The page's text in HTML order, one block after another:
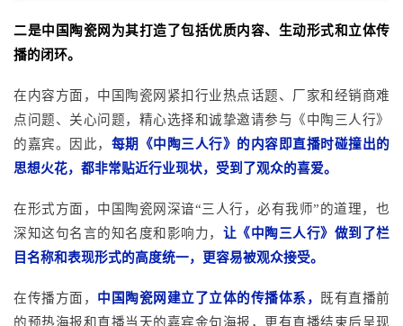
二是中国陶瓷网为其打造了包括优质内容、生动形式和立体传
播的闭环。
在内容方面，中国陶瓷网紧扣行业热点话题、厂家和经销商难
点问题、关心问题，精心选择和诚挚邀请参与《中陶三人行》
的嘉宾。因此， 每期《中陶三人行》的内容即直播时碰撞出的
思想火花，都非常贴近行业现状，受到了观众的喜爱。
在形式方面，中国陶瓷网深谙“三人行，必有我师”的道理，也
深知这句名言的知名度和影响力， 让《中陶三人行》做到了栏
目名称和表现形式的高度统一，更容易被观众接受。
在传播方面， 中国陶瓷网建立了立体的传播体系，
既有直播前
的预热海报和直播当天的嘉宾金句海报，更有直播结束后呈现